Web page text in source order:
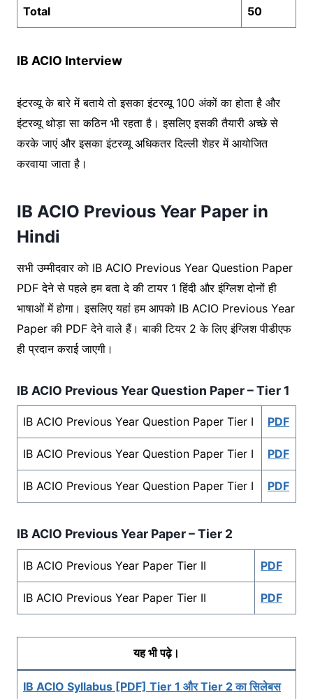
Total 50
IB ACIO Interview
इंटरव्यू के बारे में बताये तो इसका इंटरव्यू 100 अंकों का होता है और
इंटरव्यू थोड़ा सा कठिन भी रहता है। इसलिए इसकी तैयारी अच्छे से
करके जाएं और इसका इंटरव्यू अधिकतर दिल्ली शेहर में आयोजित
करवाया जाता है।
IB ACIO Previous Year Paper in
Hindi
सभी उम्मीदवार को IB ACIO Previous Year Question Paper
PDF देने से पहले हम बता दे की टायर 1 हिंदी और इंग्लिश दोनों ही
भाषाओं में होगा। इसलिए यहां हम आपको IB ACIO Previous Year
Paper की PDF देने वाले हैं। बाकी टियर 2 के लिए इंग्लिश पीडीएफ
ही प्रदान कराई जाएगी।
IB ACIO Previous Year Question Paper – Tier 1
IB ACIO Previous Year Question Paper Tier I PDF
IB ACIO Previous Year Question Paper Tier I PDF
IB ACIO Previous Year Question Paper Tier I PDF
IB ACIO Previous Year Paper – Tier 2
IB ACIO Previous Year Paper Tier II PDF
IB ACIO Previous Year Paper Tier II PDF
यह भी पढ़े।
IB ACIO Syllabus [PDF] Tier 1 और Tier 2 का सिलेबस